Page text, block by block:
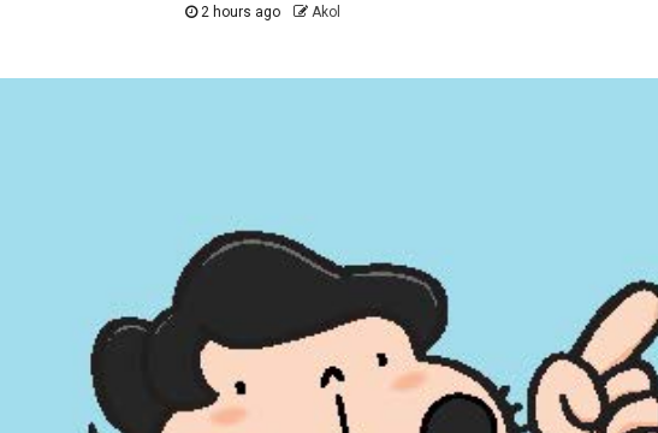
2 hours ago Akol